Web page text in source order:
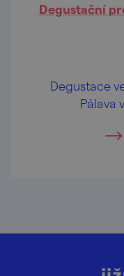
Degustační
Degustace
Pálava